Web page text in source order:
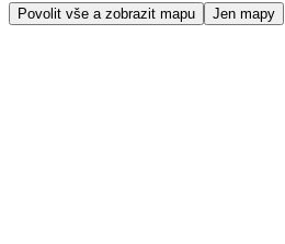
Povolit vše a zobrazit mapu Jen mapy